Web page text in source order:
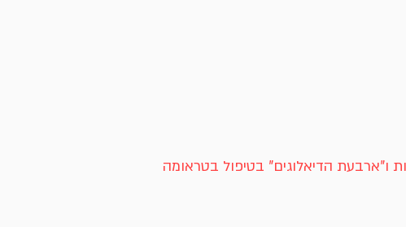
ו"ארבעת הדיאלוגים" בטיפול בטראומה